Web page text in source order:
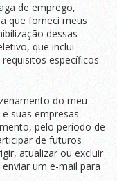
de emprego,
que forneci meus
dessas
que inclui
específicos
do meu
suas empresas
pelo período de
de futuros
atualizar ou excluir
um e-mail para